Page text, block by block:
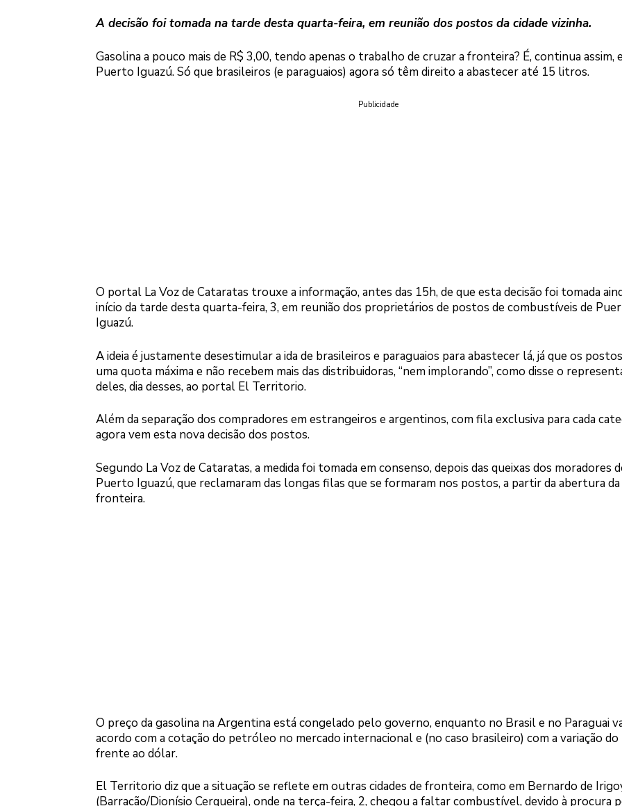
A decisão foi tomada na tarde desta quarta-feira, em reunião dos postos da cidade vizinha.
Gasolina a pouco mais de R$ 3,00, tendo apenas o trabalho de cruzar a fronteira? É, continua assim,
Puerto Iguazú. Só que brasileiros (e paraguaios) agora só têm direito a abastecer até 15 litros.
Publicidade
O portal La Voz de Cataratas trouxe a informação, antes das 15h, de que esta decisão foi tomada
início da tarde desta quarta-feira, 3, em reunião dos proprietários de postos de combustíveis de
Iguazú.
A ideia é justamente desestimular a ida de brasileiros e paraguaios para abastecer lá, já que os
uma quota máxima e não recebem mais das distribuidoras, “nem implorando”, como disse o
deles, dia desses, ao portal El Territorio.
Além da separação dos compradores em estrangeiros e argentinos, com fila exclusiva para cada
agora vem esta nova decisão dos postos.
Segundo La Voz de Cataratas, a medida foi tomada em consenso, depois das queixas dos moradores
Puerto Iguazú, que reclamaram das longas filas que se formaram nos postos, a partir da abertura da
fronteira.
O preço da gasolina na Argentina está congelado pelo governo, enquanto no Brasil e no Paraguai
acordo com a cotação do petróleo no mercado internacional e (no caso brasileiro) com a variação
frente ao dólar.
El Territorio diz que a situação se reflete em outras cidades de fronteira, como em Bernardo de
(Barracão/Dionísio Cerqueira), onde na terça-feira, 2, chegou a faltar combustível, devido à procura